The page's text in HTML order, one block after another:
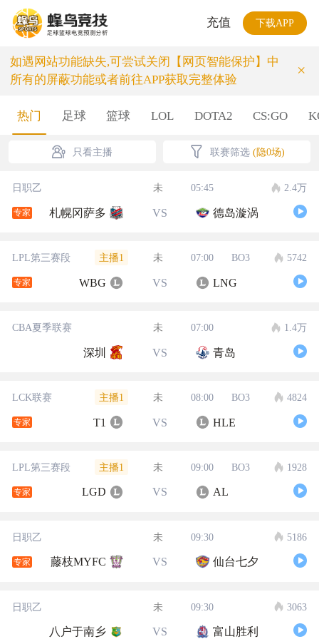
充值 下载APP
如遇网站功能缺失,可尝试关闭【网页智能保护】中
所有的屏蔽功能或者前往APP获取完整体验
×
热门 足球 篮球 LOL DOTA2 CS:GO
只看主播 联赛筛选 (隐0场)
日职乙 未 05:45 2.4万
专家 札幌冈萨多 VS 德岛漩涡
LPL第三赛段 主播1 未 07:00 BO3 5742
专家 WBG VS LNG
CBA夏季联赛 未 07:00 1.4万
深圳 VS 青岛
LCK联赛 主播1 未 08:00 BO3 4824
专家 T1 VS HLE
LPL第三赛段 主播1 未 09:00 BO3 1928
专家 LGD VS AL
日职乙 未 09:30 5186
专家 藤枝MYFC VS 仙台七夕
日职乙 未 09:30 3063
八户于南乡 VS 富山胜利